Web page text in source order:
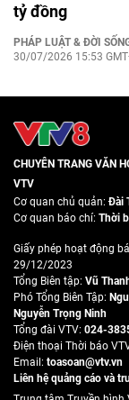
tỷ đồng
PHÁP LUẬT & ĐỜI
30/07/2026 15:53
CHUYÊN TRANG VĂN
VTV
Cơ quan chủ quản:Đài
Cơ quan báo chí: Thời
Giấy phép hoạt động
29/12/2023
Tổng Biên tập: Vũ
Phó Tổng Biên Tập:
Nguyễn Trọng Ninh
Tổng đài VTV: 024-
Ðiện thoại Thời báo
Email: toasoan@vtv.vn
Liên hệ quảng cáo và